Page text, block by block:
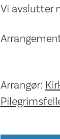
Vi avslutter
Arrangør: